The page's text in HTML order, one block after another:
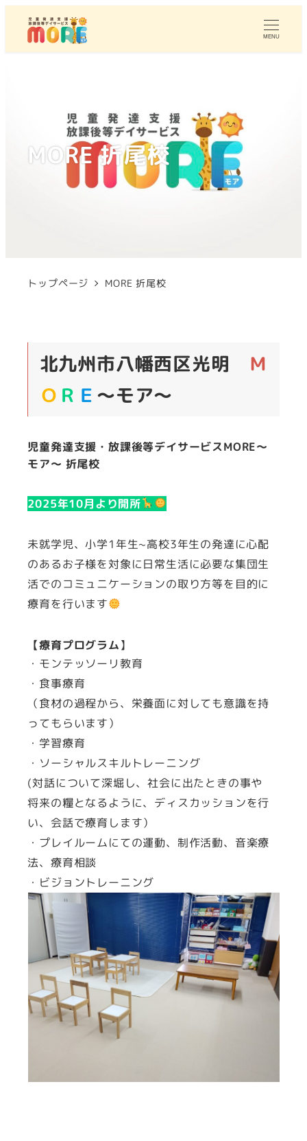
MENU
MORE 折尾校
トップページ MORE 折尾校
北九州市八幡西区光明 Ｍ
Ｏ Ｒ Ｅ ～モア～
児童発達支援・放課後等デイサービスMORE～
モア～ 折尾校
2025年10月より開所
未就学児、小学1年生~高校3年生の発達に心配
のあるお子様を対象に日常生活に必要な集団生
活でのコミュニケーションの取り方等を目的に
療育を行います
【療育プログラム】
・モンテッソーリ教育
・食事療育
（食材の過程から、栄養面に対しても意識を持
ってもらいます）
・学習療育
・ソーシャルスキルトレーニング
(対話について深堀し、社会に出たときの事や
将来の糧となるように、ディスカッションを行
い、会話で療育します）
・プレイルームにての運動、制作活動、音楽療
法、療育相談
・ビジョントレーニング